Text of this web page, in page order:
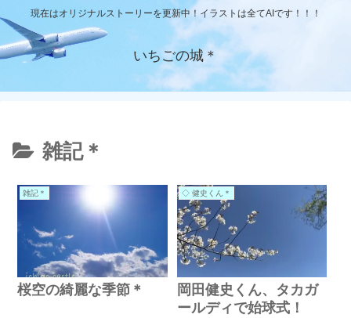
現在はオリジナルストーリーを更新中！イラストは全てAIです！！！
いちごの城＊
雑記＊
雑記＊
桜空の綺麗な季節＊
◇ 健史くん＊
岡田健史くん、タカガ
ールディで始球式！